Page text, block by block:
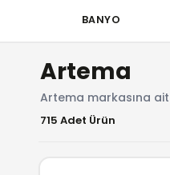
BANYO
Artema
Artema markasına
715 Adet Ürün